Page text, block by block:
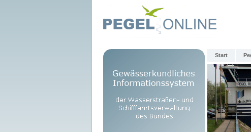
Start